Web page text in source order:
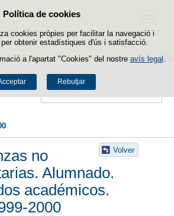
Política de cookies
cookies pròpies per facilitar la navegació i
obtenir estadístiques d'ús i satisfacció.
a l'apartat "Cookies" del nostre avís legal
Rebutjar
Passar al contingut
Cercador
Menú
Volver
no
Alumnado.
académicos.
2000